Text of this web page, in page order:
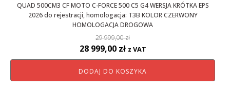
QUAD 500CM3 CF MOTO C-FORCE 500 C5 G4 WERSJA KRÓTKA EPS
2026 do rejestracji, homologacja: T3B KOLOR CZERWONY
HOMOLOGACJA DROGOWA
29 999,00zł
Pierwotna
cena
wynosiła:
28 999,00 złAktualna
cena
wynosi:
z VAT
DODAJ DO KOSZYKA